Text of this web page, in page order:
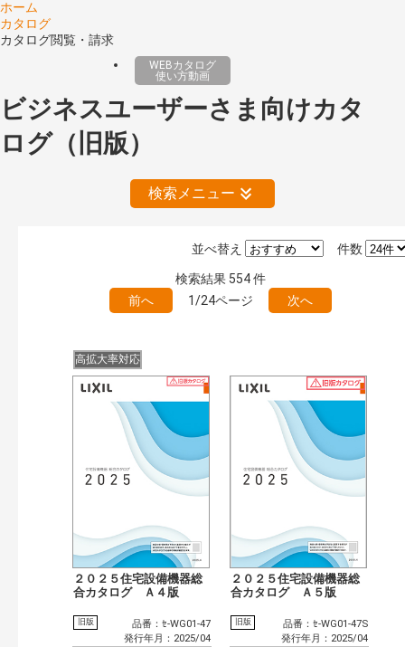
ホーム
カタログ
カタログ閲覧・請求
WEBカタログ
使い方動画
ビジネスユーザーさま向けカタ
ログ（旧版）
検索メニュー
絞り込みの解除
キーワード検索（あいまい）
目次も検索 検 索
おすすめハッシュタグ
施工イメージ・アイデア集（7） リフォームおすすめ（6）
窓・シャッター（791）
インテリア建材（377）
インテリアファブリック（15）
エクステリア（889）
タイル建材（97）
水まわり（47）
キッチン（446）
浴室（554）
洗面化粧室（262）
小型電気温水器（83）
件数
並べ替え
検索結果 554件
前へ
1/24ページ 次へ
高拡大率対応
２０２５住宅設備機器総
合カタログ Ａ４版
旧版
品番：ｾ-WG01-47
発行年月：2025/04
２０２５住宅設備機器総
合カタログ Ａ５版
旧版
品番：ｾ-WG01-47S
発行年月：2025/04